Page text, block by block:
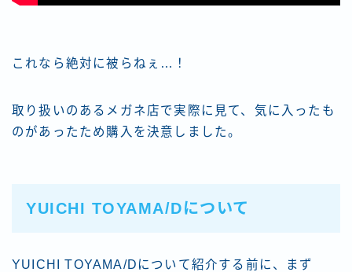
これなら絶対に被らねぇ…！
取り扱いのあるメガネ店で実際に見て、気に入ったも
のがあったため購入を決意しました。
YUICHI TOYAMA/Dについて
YUICHI TOYAMA/Dについて紹介する前に、まず